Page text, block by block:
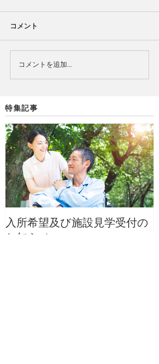
コメント
コメントを追加…
特集記事
入所希望及び施設見学受付の
お知らせ